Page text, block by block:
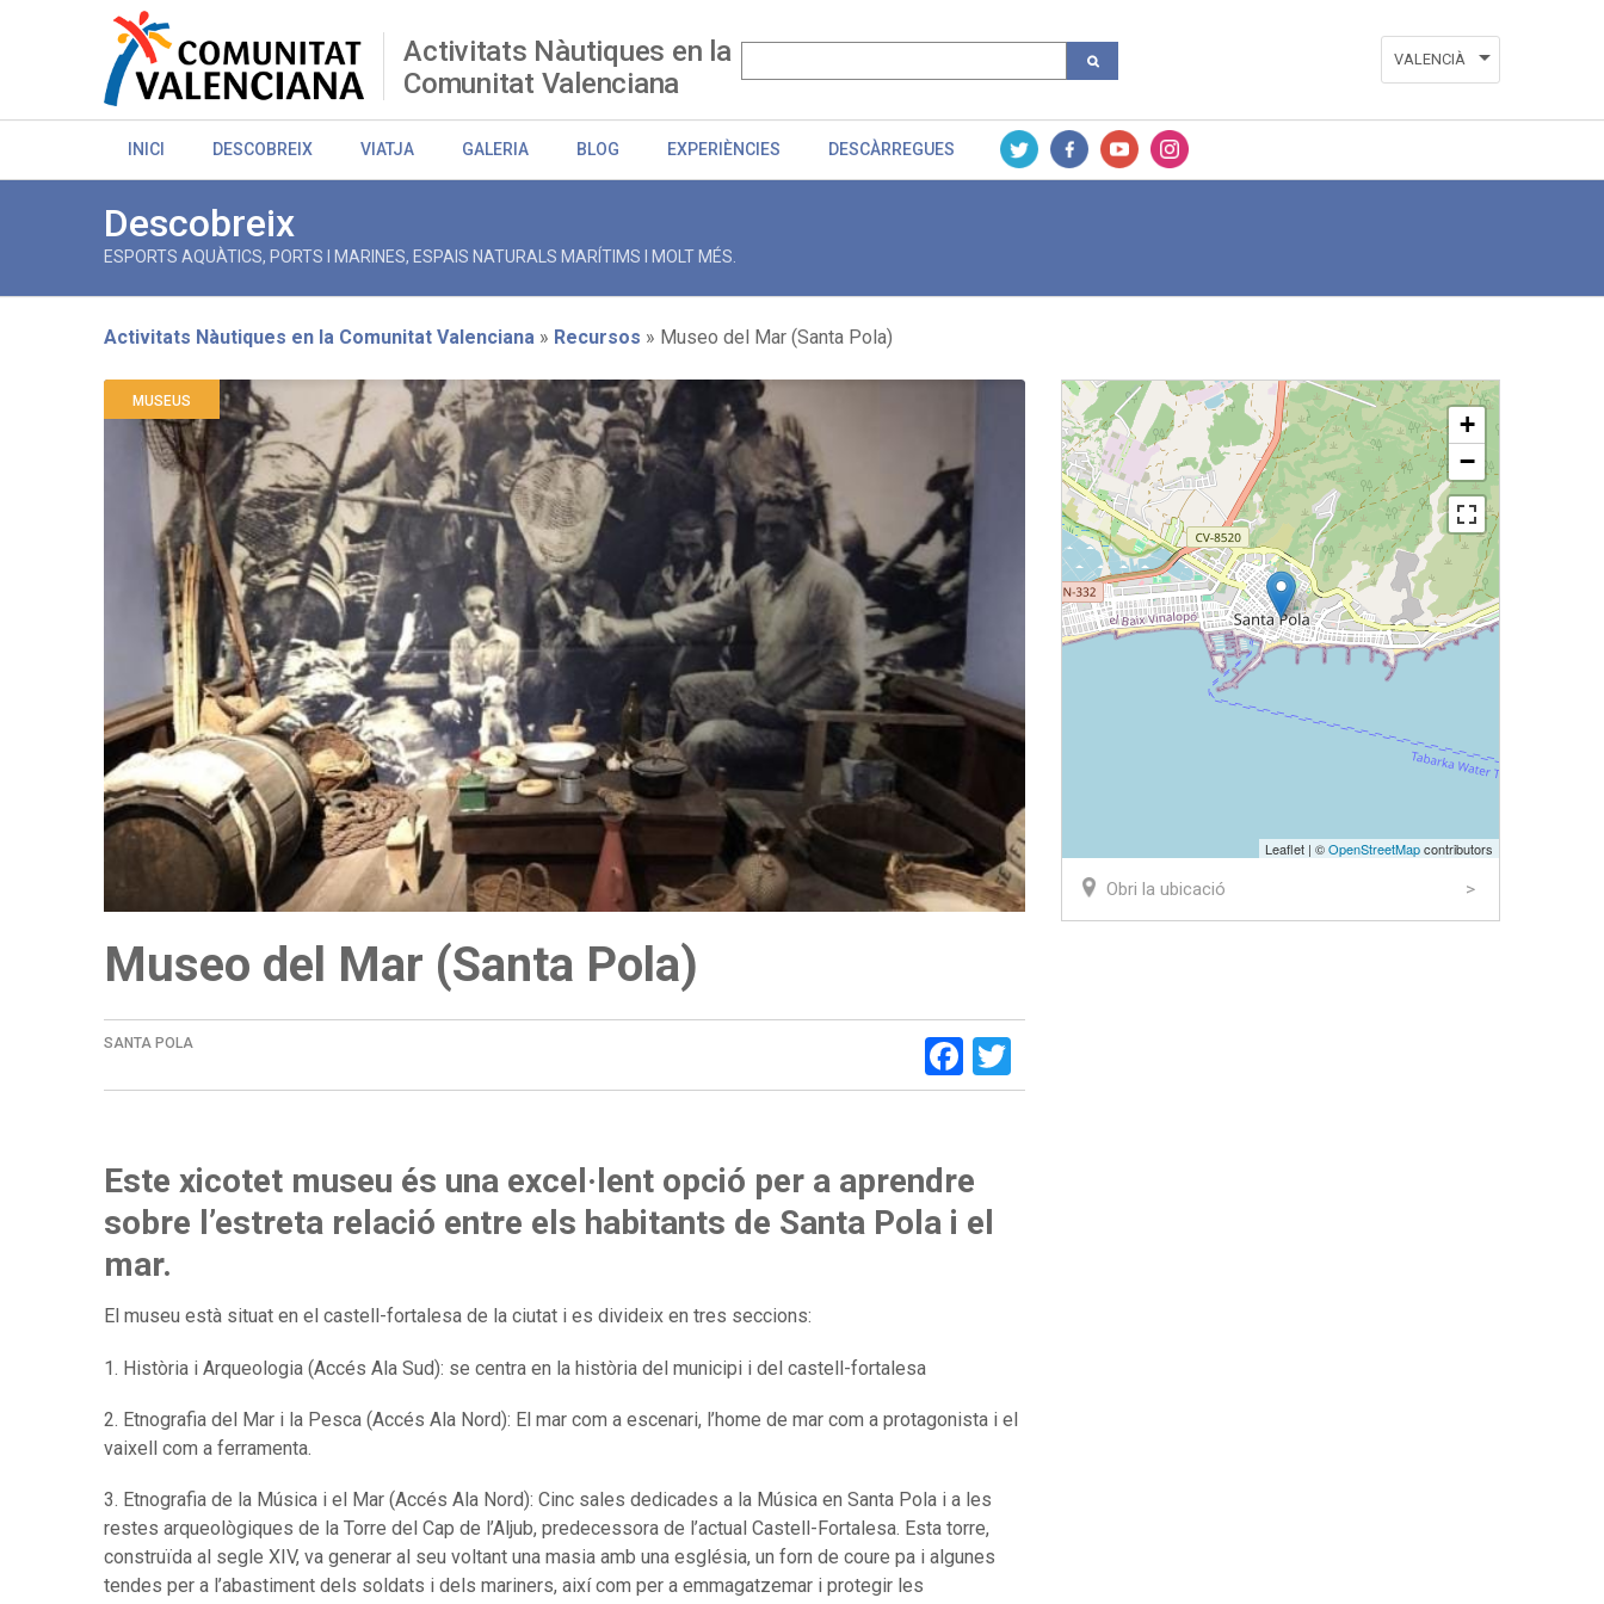
Activitats Nàutiques en la
Comunitat Valenciana
VALENCIÀ
INICI DESCOBREIX VIATJA GALERIA BLOG EXPERIÈNCIES DESCÀRREGUES
Descobreix
ESPORTS AQUÀTICS, PORTS I MARINES, ESPAIS NATURALS MARÍTIMS I MOLT MÉS.
Breadcrumb
Activitats Nàutiques en la Comunitat Valenciana Recursos Museo del Mar (Santa Pola)
MUSEUS
Museo del Mar (Santa Pola)
SANTA POLA Facebook
Este xicotet museu és una excel·lent opció per a aprendre
sobre l’estreta relació entre els habitants de Santa Pola i el
mar.
El museu està situat en el castell-fortalesa de la ciutat i es divideix en tres seccions:
1. Història i Arqueologia (Accés Ala Sud): se centra en la història del municipi i del castell-fortalesa
2. Etnografia del Mar i la Pesca (Accés Ala Nord): El mar com a escenari, l’home de mar com a protagonista i el
vaixell com a ferramenta.
3. Etnografia de la Música i el Mar (Accés Ala Nord): Cinc sales dedicades a la Música en Santa Pola i a les
restes arqueològiques de la Torre del Cap de l’Aljub, predecessora de l’actual Castell-Fortalesa. Esta torre,
construïda al segle XIV, va generar al seu voltant una masia amb una església, un forn de coure pa i algunes
tendes per a l’abastiment dels soldats i dels mariners, així com per a emmagatzemar i protegir les
+
−
Leaflet | ©OpenStreetMapcontributors
Obri la ubicació